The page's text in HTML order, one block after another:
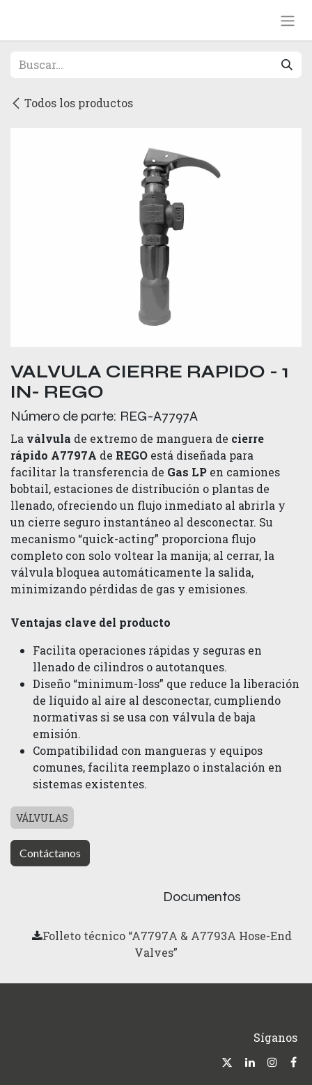
Todos los productos
VALVULA CIERRE RAPIDO - 1
IN- REGO
Número de parte: REG-A7797A
La válvula de extremo de manguera de cierre
rápido A7797A de REGO está diseñada para
facilitar la transferencia de Gas LP en camiones
bobtail, estaciones de distribución o plantas de
llenado, ofreciendo un flujo inmediato al abrirla y
un cierre seguro instantáneo al desconectar. Su
mecanismo “quick-acting” proporciona flujo
completo con solo voltear la manija; al cerrar, la
válvula bloquea automáticamente la salida,
minimizando pérdidas de gas y emisiones.
Ventajas clave del producto
F​acilita operaciones rápidas y seguras en
llenado de cilindros o autotanques.
D​iseño “minimum-loss” que reduce la liberación
de líquido al aire al desconectar, cumpliendo
normativas si se usa con válvula de baja
emisión.
C​ompatibilidad con mangueras y equipos
comunes, facilita reemplazo o instalación en
sistemas existentes.
VÁLVULAS
Contáctanos
Documentos
Folleto técnico “A7797A & A7793A Hose-End
Valves”
Síganos